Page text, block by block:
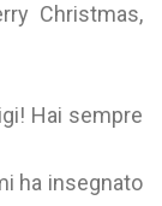
Christmas,
Hai sempre
ha insegnato